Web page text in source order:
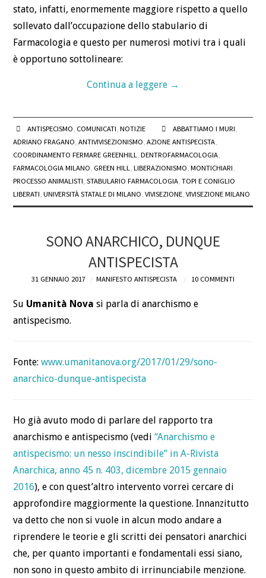
stato, infatti, enormemente maggiore rispetto a quello
sollevato dall’occupazione dello stabulario di
Farmacologia e questo per numerosi motivi tra i quali
è opportuno sottolineare:
Continua a leggere →
ANTISPECISMO COMUNICATI NOTIZIE ABBATTIAMO I MURI
ADRIANO FRAGANO ,ANTIVIVISEZIONISMO ,AZIONE ANTISPECISTA
COORDINAMENTO FERMARE GREENHILL
,DENTROFARMACOLOGIA
FARMACOLOGIA MILANO GREEN HILL ,LIBERAZIONISMO ,MONTICHIARI
PROCESSO ANIMALISTI ,STABULARIO FARMACOLOGIA ,TOPI E CONIGLIO
LIBERATI ,UNIVERSITÀ STATALE DI MILANO ,VIVISEZIONE ,VIVISEZIONE MILANO
SONO ANARCHICO, DUNQUE
ANTISPECISTA
31 GENNAIO 2017 MANIFESTO ANTISPECISTA 10 COMMENTI
Su Umanità Nova si parla di anarchismo e
antispecismo.
Fonte:www.umanitanova.org/2017/01/29/sono-
anarchico-dunque-antispecista
Ho già avuto modo di parlare del rapporto tra
anarchismo e antispecismo (vedi“Anarchismo e
antispecismo: un nesso inscindibile” in A-Rivista
Anarchica, anno 45 n. 403, dicembre 2015 gennaio
2016), e con quest’altro intervento vorrei cercare di
approfondire maggiormente la questione. Innanzitutto
va detto che non si vuole in alcun modo andare a
riprendere le teorie e gli scritti dei pensatori anarchici
che, per quanto importanti e fondamentali essi siano,
non sono in questo ambito di irrinunciabile menzione.